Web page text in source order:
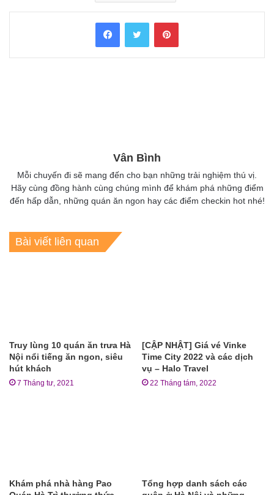
FacebookTwitter Pinterest
Vân Bình
Mỗi chuyến đi sẽ mang đến cho bạn những trải nghiệm thú vị.
Hãy cùng đồng hành cùng chúng mình để khám phá những điểm
đến hấp dẫn, những quán ăn ngon hay các điểm checkin hot nhé!
Bài viết liên quan
Truy lùng 10 quán ăn trưa Hà
Nội nổi tiếng ăn ngon, siêu
hút khách
7 Tháng tư, 2021
[CẬP NHẬT] Giá vé Vinke
Time City 2022 và các dịch
vụ – Halo Travel
22 Tháng tám, 2022
Khám phá nhà hàng Pao
Tổng hợp danh sách các